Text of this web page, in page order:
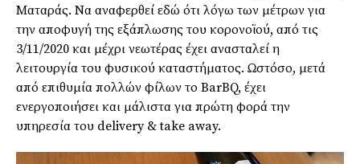
Ματαράς. Να αναφερθεί εδώ ότι λόγω των μέτρων για
την αποφυγή της εξάπλωσης του κορονοϊού, από τις
3/11/2020 και μέχρι νεωτέρας έχει ανασταλεί η
λειτουργία του φυσικού καταστήματος. Ωστόσο, μετά
από επιθυμία πολλών φίλων το BarBQ, έχει
ενεργοποιήσει και μάλιστα για πρώτη φορά την
υπηρεσία του delivery & take away.